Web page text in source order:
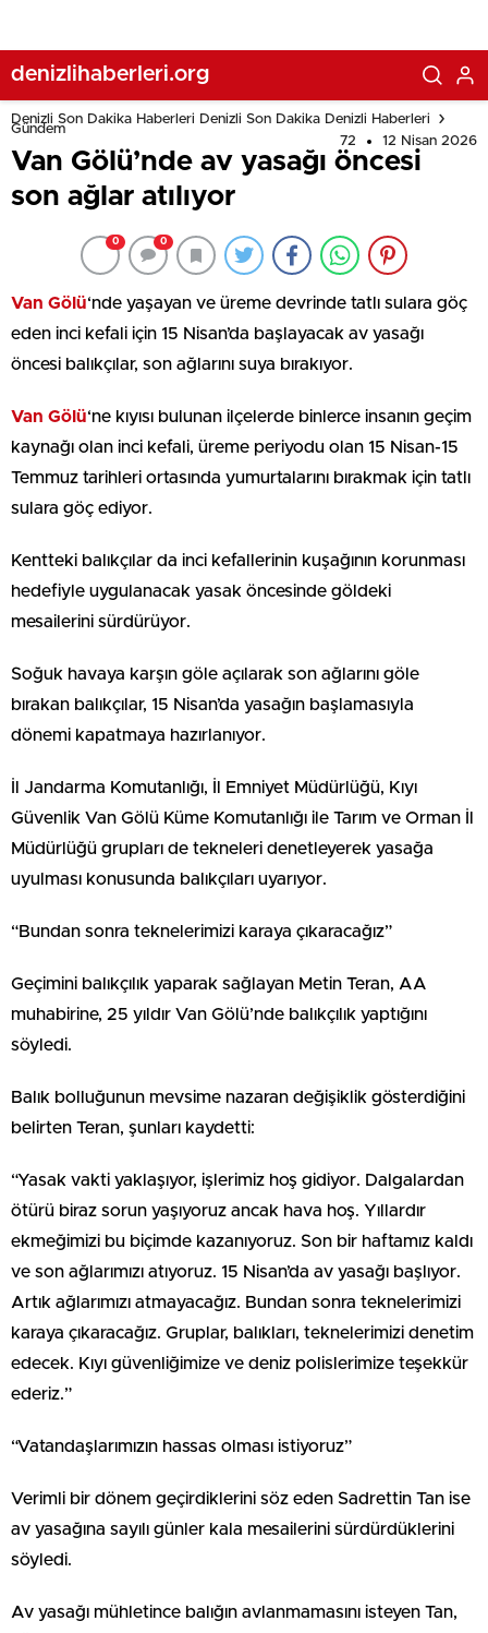
denizlihaberleri.org
Denizli Son Dakika Haberleri Denizli Son Dakika Denizli Haberleri
Gündem
72
12 Nisan 2026
Van Gölü’nde av yasağı öncesi
son ağlar atılıyor
0 0
Van Gölü‘nde yaşayan ve üreme devrinde tatlı sulara göç
eden inci kefali için 15 Nisan’da başlayacak av yasağı
öncesi balıkçılar, son ağlarını suya bırakıyor.
Van Gölü‘ne kıyısı bulunan ilçelerde binlerce insanın geçim
kaynağı olan inci kefali, üreme periyodu olan 15 Nisan-15
Temmuz tarihleri ortasında yumurtalarını bırakmak için tatlı
sulara göç ediyor.
Kentteki balıkçılar da inci kefallerinin kuşağının korunması
hedefiyle uygulanacak yasak öncesinde göldeki
mesailerini sürdürüyor.
Soğuk havaya karşın göle açılarak son ağlarını göle
bırakan balıkçılar, 15 Nisan’da yasağın başlamasıyla
dönemi kapatmaya hazırlanıyor.
İl Jandarma Komutanlığı, İl Emniyet Müdürlüğü, Kıyı
Güvenlik Van Gölü Küme Komutanlığı ile Tarım ve Orman İl
Müdürlüğü grupları de tekneleri denetleyerek yasağa
uyulması konusunda balıkçıları uyarıyor.
“Bundan sonra teknelerimizi karaya çıkaracağız”
Geçimini balıkçılık yaparak sağlayan Metin Teran, AA
muhabirine, 25 yıldır Van Gölü’nde balıkçılık yaptığını
söyledi.
Balık bolluğunun mevsime nazaran değişiklik gösterdiğini
belirten Teran, şunları kaydetti:
“Yasak vakti yaklaşıyor, işlerimiz hoş gidiyor. Dalgalardan
ötürü biraz sorun yaşıyoruz ancak hava hoş. Yıllardır
ekmeğimizi bu biçimde kazanıyoruz. Son bir haftamız kaldı
ve son ağlarımızı atıyoruz. 15 Nisan’da av yasağı başlıyor.
Artık ağlarımızı atmayacağız. Bundan sonra teknelerimizi
karaya çıkaracağız. Gruplar, balıkları, teknelerimizi denetim
edecek. Kıyı güvenliğimize ve deniz polislerimize teşekkür
ederiz.”
“Vatandaşlarımızın hassas olması istiyoruz”
Verimli bir dönem geçirdiklerini söz eden Sadrettin Tan ise
av yasağına sayılı günler kala mesailerini sürdürdüklerini
söyledi.
Av yasağı mühletince balığın avlanmamasını isteyen Tan,